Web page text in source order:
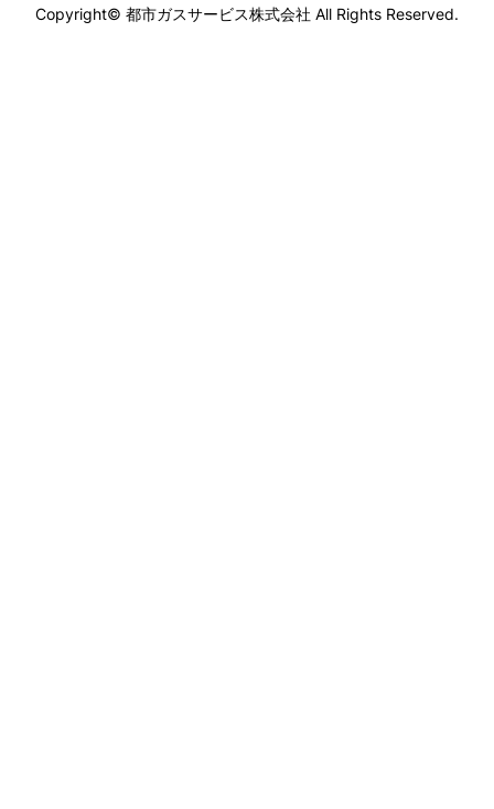
Copyright© 都市ガスサービス株式会社 All Rights Reserved.